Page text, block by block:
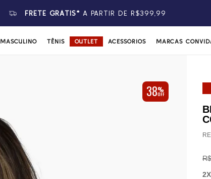
FRETE GRÁTIS* A PARTIR DE R$399,99
MASCULINO TÊNIS OUTLET ACESSÓRIOS MARCAS
38%
OFF
2